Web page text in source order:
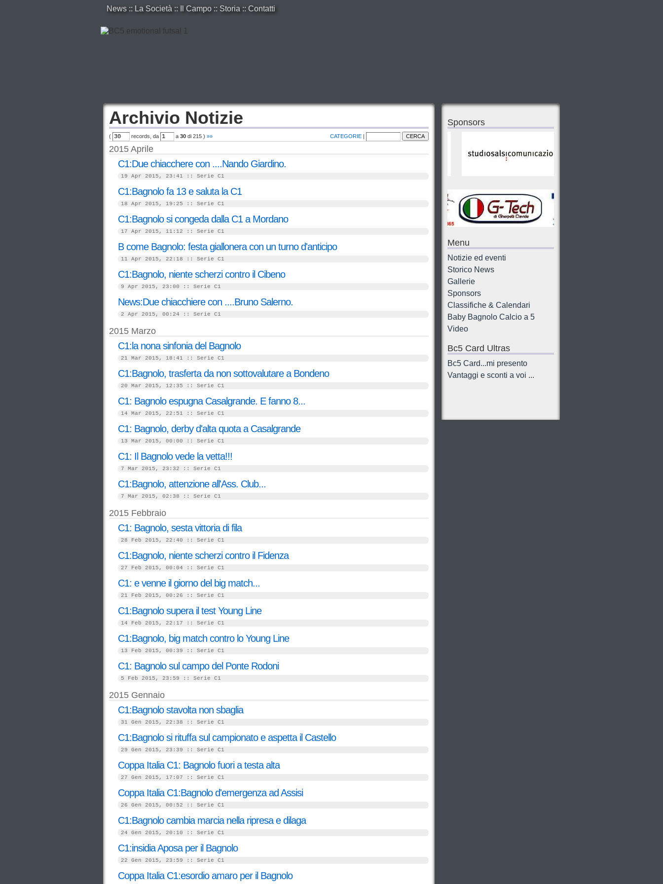
News :: La Società :: Il Campo :: Storia :: Contatti
Archivio Notizie
( records, da a 30 di 215 ) »» CATEGORIE |
2015 Aprile
C1:Due chiacchere con ....Nando Giardino.
19 Apr 2015, 23:41 :: Serie C1
C1:Bagnolo fa 13 e saluta la C1
18 Apr 2015, 19:25 :: Serie C1
C1:Bagnolo si congeda dalla C1 a Mordano
17 Apr 2015, 11:12 :: Serie C1
B come Bagnolo: festa giallonera con un turno d'anticipo
11 Apr 2015, 22:18 :: Serie C1
C1:Bagnolo, niente scherzi contro il Cibeno
9 Apr 2015, 23:00 :: Serie C1
News:Due chiacchiere con ....Bruno Salerno.
2 Apr 2015, 00:24 :: Serie C1
2015 Marzo
C1:la nona sinfonia del Bagnolo
21 Mar 2015, 18:41 :: Serie C1
C1:Bagnolo, trasferta da non sottovalutare a Bondeno
20 Mar 2015, 12:35 :: Serie C1
C1: Bagnolo espugna Casalgrande. E fanno 8...
14 Mar 2015, 22:51 :: Serie C1
C1: Bagnolo, derby d'alta quota a Casalgrande
13 Mar 2015, 00:00 :: Serie C1
C1: Il Bagnolo vede la vetta!!!
7 Mar 2015, 23:32 :: Serie C1
C1:Bagnolo, attenzione all'Ass. Club...
7 Mar 2015, 02:38 :: Serie C1
2015 Febbraio
C1: Bagnolo, sesta vittoria di fila
28 Feb 2015, 22:40 :: Serie C1
C1:Bagnolo, niente scherzi contro il Fidenza
27 Feb 2015, 00:04 :: Serie C1
C1: e venne il giorno del big match...
21 Feb 2015, 00:26 :: Serie C1
C1:Bagnolo supera il test Young Line
14 Feb 2015, 22:17 :: Serie C1
C1:Bagnolo, big match contro lo Young Line
13 Feb 2015, 00:39 :: Serie C1
C1: Bagnolo sul campo del Ponte Rodoni
5 Feb 2015, 23:59 :: Serie C1
2015 Gennaio
C1:Bagnolo stavolta non sbaglia
31 Gen 2015, 22:38 :: Serie C1
C1:Bagnolo si rituffa sul campionato e aspetta il Castello
29 Gen 2015, 23:39 :: Serie C1
Coppa Italia C1: Bagnolo fuori a testa alta
27 Gen 2015, 17:07 :: Serie C1
Coppa Italia C1:Bagnolo d'emergenza ad Assisi
26 Gen 2015, 00:52 :: Serie C1
C1:Bagnolo cambia marcia nella ripresa e dilaga
24 Gen 2015, 20:10 :: Serie C1
C1:insidia Aposa per il Bagnolo
22 Gen 2015, 23:59 :: Serie C1
Coppa Italia C1:esordio amaro per il Bagnolo
Sponsors
Menu
Notizie ed eventi
Storico News
Gallerie
Sponsors
Classifiche & Calendari
Baby Bagnolo Calcio a 5
Video
Bc5 Card Ultras
Bc5 Card...mi presento
Vantaggi e sconti a voi ...